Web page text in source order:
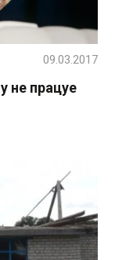
не працуе
09.03.2017